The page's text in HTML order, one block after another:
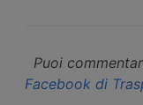
Puoi
Facebook di